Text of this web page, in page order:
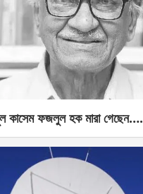
ফজলুল হক মারা গেছেন….